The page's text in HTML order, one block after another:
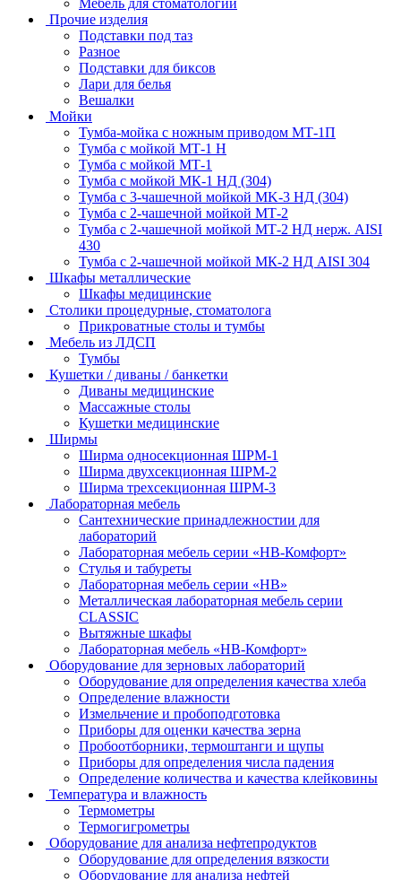
Прочие изделия
Подставки под таз
Разное
Подставки для биксов
Лари для белья
Вешалки
Мойки
Тумба-мойка с ножным приводом МТ-1П
Тумба с мойкой МТ-1 Н
Тумба с мойкой МТ-1
Тумба с мойкой МК-1 НД (304)
Тумба с 3-чашечной мойкой МK-3 НД (304)
Тумба с 2-чашечной мойкой МТ-2
Тумба с 2-чашечной мойкой МТ-2 НД нерж. AISI
430
Тумба с 2-чашечной мойкой МК-2 НД AISI 304
Шкафы металлические
Шкафы медицинские
Столики процедурные, стоматолога
Прикроватные столы и тумбы
Мебель из ЛДСП
Тумбы
Кушетки / диваны / банкетки
Диваны медицинские
Массажные столы
Кушетки медицинские
Ширмы
Ширма односекционная ШРМ-1
Ширма двухсекционная ШРМ-2
Ширма трехсекционная ШРМ-3
Лабораторная мебель
Сантехнические принадлежностии для
лабораторий
Лабораторная мебель серии «НВ-Комфорт»
Стулья и табуреты
Лабораторная мебель серии «НВ»
Металлическая лабораторная мебель серии
CLASSIC
Вытяжные шкафы
Лабораторная мебель «НВ-Комфорт»
Оборудование для зерновых лабораторий
Оборудование для определения качества хлеба
Определение влажности
Измельчение и пробоподготовка
Приборы для оценки качества зерна
Пробоотборники, термоштанги и щупы
Приборы для определения числа падения
Определение количества и качества клейковины
Температура и влажность
Термометры
Термогигрометры
Оборудование для анализа нефтепродуктов
Оборудование для определения вязкости
Оборудование для анализа нефтей